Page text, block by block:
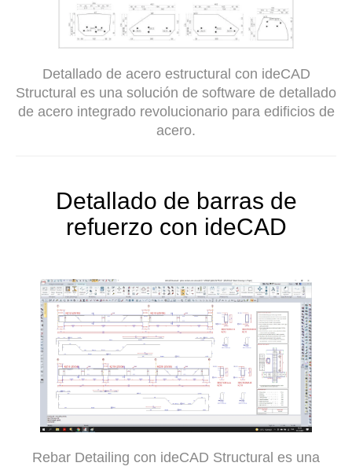
Detallado de acero estructural con ideCAD
Structural es una solución de software de detallado
de acero integrado revolucionario para edificios de
acero.
Detallado de barras de
refuerzo con ideCAD
Rebar Detailing con ideCAD Structural es una